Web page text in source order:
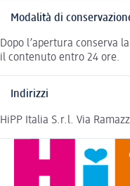
Modalità di
Dopo l’apertura conserva
il contenuto entro 24 ore.
Indirizzi
HiPP Italia S.r.l. Via